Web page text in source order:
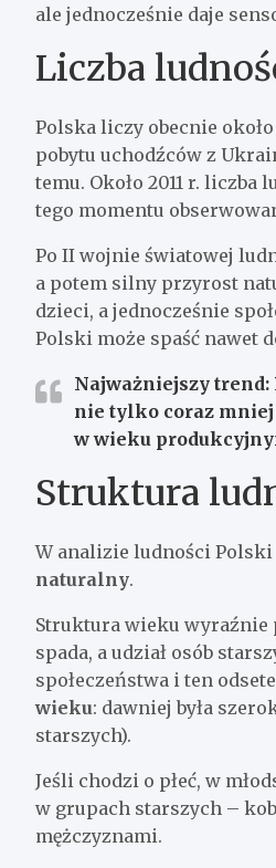
ale jednocześnie daje
Liczba
Polska liczy obecnie około
pobytu uchodźców z
temu. Około 2011 r. liczba
tego momentu
Po II wojnie światowej
a potem silny przyrost
dzieci, a jednocześnie
Polski może spaść nawet
Najważniejszy trend:
nie tylko coraz mniej
w wieku
Struktura
W analizie ludności
naturalny.
Struktura wieku wyraźnie
spada, a udział osób
społeczeństwa i ten
wieku: dawniej była
starszych).
Jeśli chodzi o płeć, w
w grupach starszych –
mężczyznami.